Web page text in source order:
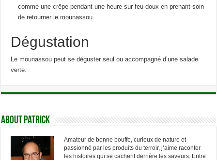
comme une crêpe pendant une heure sur feu doux en prenant soin
de retourner le mounassou.
Dégustation
Le mounassou peut se déguster seul ou accompagné d’une salade
verte.
About Patrick
Amateur de bonne bouffe, curieux de nature et
passionné par les produits du terroir, j’aime raconter
les histoires qui se cachent derrière les saveurs. Entre